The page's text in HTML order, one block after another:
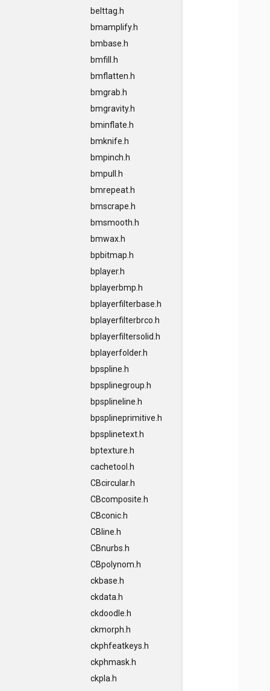
belttag.h
bmamplify.h
bmbase.h
bmfill.h
bmflatten.h
bmgrab.h
bmgravity.h
bminflate.h
bmknife.h
bmpinch.h
bmpull.h
bmrepeat.h
bmscrape.h
bmsmooth.h
bmwax.h
bpbitmap.h
bplayer.h
bplayerbmp.h
bplayerfilterbase.h
bplayerfilterbrco.h
bplayerfiltersolid.h
bplayerfolder.h
bpspline.h
bpsplinegroup.h
bpsplineline.h
bpsplineprimitive.h
bpsplinetext.h
bptexture.h
cachetool.h
CBcircular.h
CBcomposite.h
CBconic.h
CBline.h
CBnurbs.h
CBpolynom.h
ckbase.h
ckdata.h
ckdoodle.h
ckmorph.h
ckphfeatkeys.h
ckphmask.h
ckpla.h